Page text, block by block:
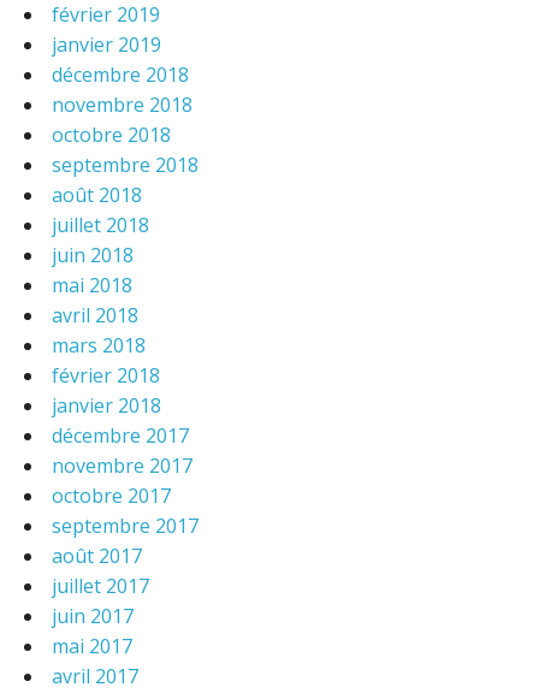
février 2019
janvier 2019
décembre 2018
novembre 2018
octobre 2018
septembre 2018
août 2018
juillet 2018
juin 2018
mai 2018
avril 2018
mars 2018
février 2018
janvier 2018
décembre 2017
novembre 2017
octobre 2017
septembre 2017
août 2017
juillet 2017
juin 2017
mai 2017
avril 2017